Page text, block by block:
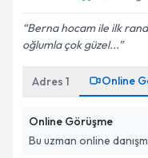
Berna hocam ile ilk
oğlumla çok güzel...
Adres 1 Online
Online Görüşme
Bu uzman online